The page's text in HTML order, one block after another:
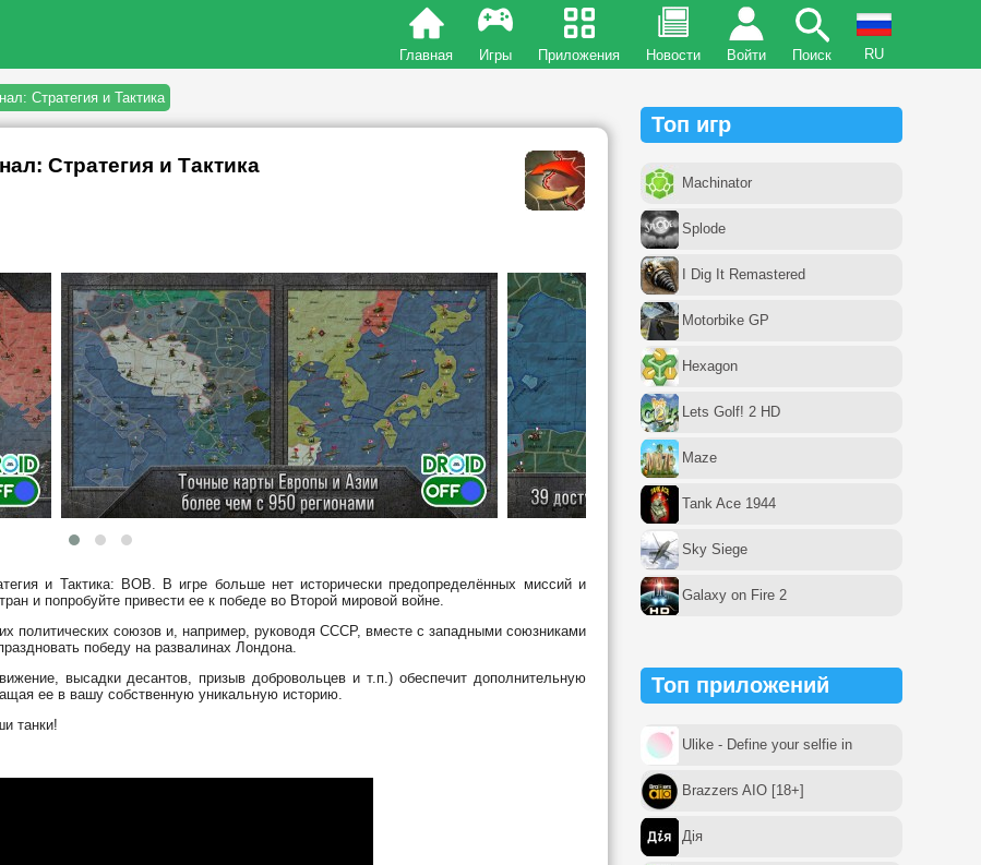
Главная Игры Приложения Новости Войти Поиск RU
Стратегия и Тактика
Стратегия и Тактика
и Тактика: ВОВ. В игре больше нет исторически предопределённых миссий и
и попробуйте привести ее к победе во Второй мировой войне.
политических союзов и, например, руководя СССР, вместе с западными союзниками
победу на развалинах Лондона.
высадки десантов, призыв добровольцев и т.п.) обеспечит дополнительную
ее в вашу собственную уникальную историю.
танки!
Топ игр
Machinator
Splode
I Dig It Remastered
Motorbike GP
Hexagon
Lets Golf! 2 HD
Maze
Tank Ace 1944
Sky Siege
Galaxy on Fire 2
Топ приложений
Ulike - Define your selfie in
Brazzers AIO [18+]
Дія